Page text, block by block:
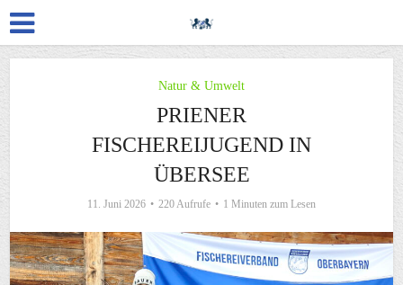
Natur & Umwelt
PRIENER
FISCHEREIJUGEND IN
ÜBERSEE
11. Juni 2026 220 Aufrufe 1 Minuten zum Lesen